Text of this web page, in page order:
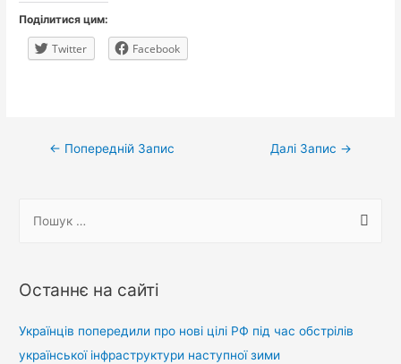
Поділитися цим:
Twitter Facebook
Навігація
← Попередній Запис Далі Запис →
у
:
Останнє на сайті
Українців попередили про нові цілі РФ під час обстрілів
української інфраструктури наступної зими